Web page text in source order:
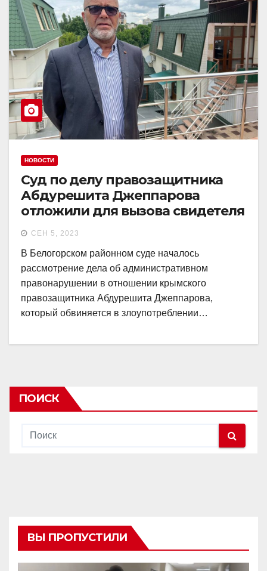
НОВОСТИ
Суд по делу правозащитника
Абдурешита Джеппарова
отложили для вызова свидетеля
СЕН 5, 2023
В Белогорском районном суде началось
рассмотрение дела об административном
правонарушении в отношении крымского
правозащитника Абдурешита Джеппарова,
который обвиняется в злоупотреблении…
ПОИСК
ВЫ ПРОПУСТИЛИ